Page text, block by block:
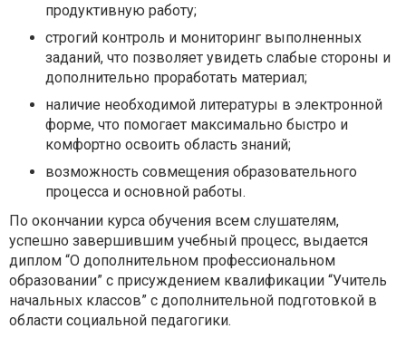
продуктивную работу;
строгий контроль и мониторинг выполненных
заданий, что позволяет увидеть слабые стороны и
дополнительно проработать материал;
наличие необходимой литературы в электронной
форме, что помогает максимально быстро и
комфортно освоить область знаний;
возможность совмещения образовательного
процесса и основной работы.
По окончании курса обучения всем слушателям,
успешно завершившим учебный процесс, выдается
диплом “О дополнительном профессиональном
образовании” с присуждением квалификации “Учитель
начальных классов” с дополнительной подготовкой в
области социальной педагогики.